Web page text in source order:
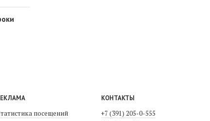
посещений
КОНТАКТЫ
+7 (391) 205-0-555